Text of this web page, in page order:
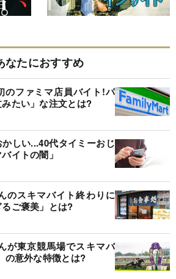
なたにおすすめ
のファミマ店員バイト!パ
たい」な注文とは?
しい...40代タイミーおじ
イトの闇」
のスキマバイト終わりに
ご褒美」とは?
が東京競馬場でスキマバ
の意外な特徴とは?